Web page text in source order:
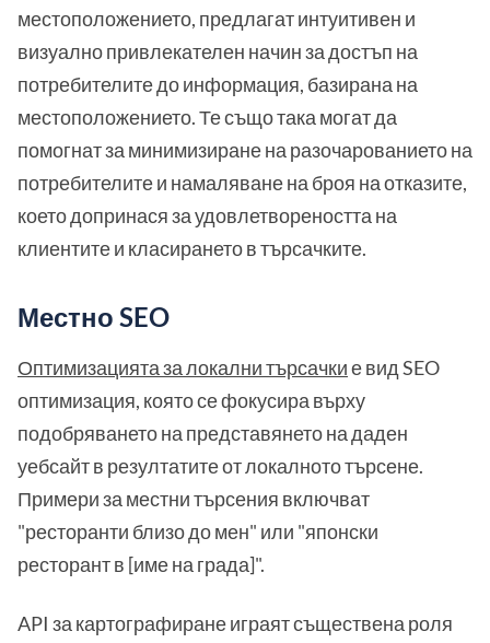
местоположението, предлагат интуитивен и
визуално привлекателен начин за достъп на
потребителите до информация, базирана на
местоположението. Те също така могат да
помогнат за минимизиране на разочарованието на
потребителите и намаляване на броя на отказите,
което допринася за удовлетвореността на
клиентите и класирането в търсачките.
Местно SEO
Оптимизацията за локални търсачкие вид SEO
оптимизация, която се фокусира върху
подобряването на представянето на даден
уебсайт в резултатите от локалното търсене.
Примери за местни търсения включват
"ресторанти близо до мен" или "японски
ресторант в [име на града]".
API за картографиране играят съществена роля